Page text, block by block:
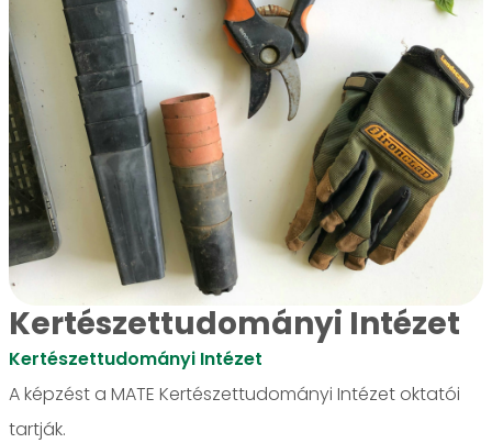
Kertészettudományi Intézet
Kertészettudományi Intézet
A képzést a MATE Kertészettudományi Intézet oktatói
tartják.